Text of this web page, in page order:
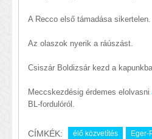
A Recco első támadása sikertelen.
Az olaszok nyerik a ráúszást.
Csiszár Boldizsár kezd a
Meccskezdésig érdemes elolvasni
BL-fordulóról.
CÍMKÉK: élő közvetítés Eger-